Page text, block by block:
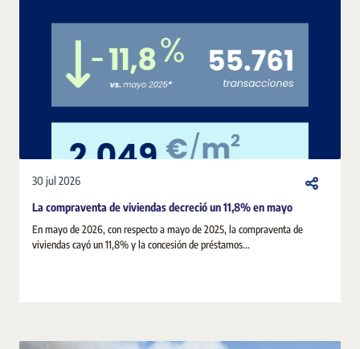
30 jul 2026
La compraventa de viviendas decreció un 11,8% en mayo
En mayo de 2026, con respecto a mayo de 2025, la compraventa de
viviendas cayó un 11,8% y la concesión de préstamos...